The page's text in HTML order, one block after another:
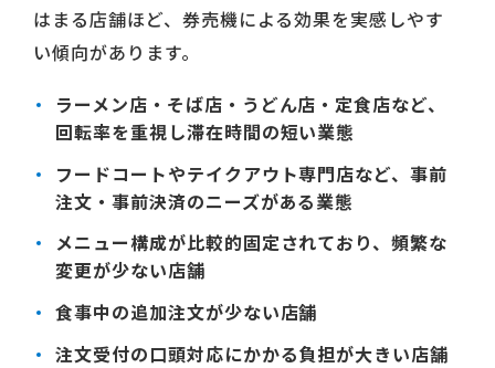
はまる店舗ほど、券売機による効果を実感しやす
い傾向があります。
ラーメン店・そば店・うどん店・定食店など、
回転率を重視し滞在時間の短い業態
フードコートやテイクアウト専門店など、事前
注文・事前決済のニーズがある業態
メニュー構成が比較的固定されており、頻繁な
変更が少ない店舗
食事中の追加注文が少ない店舗
注文受付の口頭対応にかかる負担が大きい店舗